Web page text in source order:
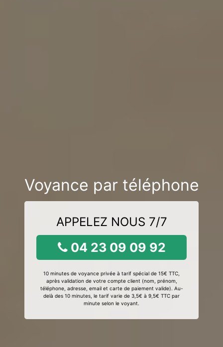
Voyance par téléphone
APPELEZ NOUS 7/7
04 23 09 09 92
10 minutes de voyance privée à tarif spécial de 15€ TTC,
après validation de votre compte client (nom, prénom,
téléphone, adresse, email et carte de paiement valide). Au-
delà des 10 minutes, le tarif varie de 3,5€ à 9,5€ TTC par
minute selon le voyant.